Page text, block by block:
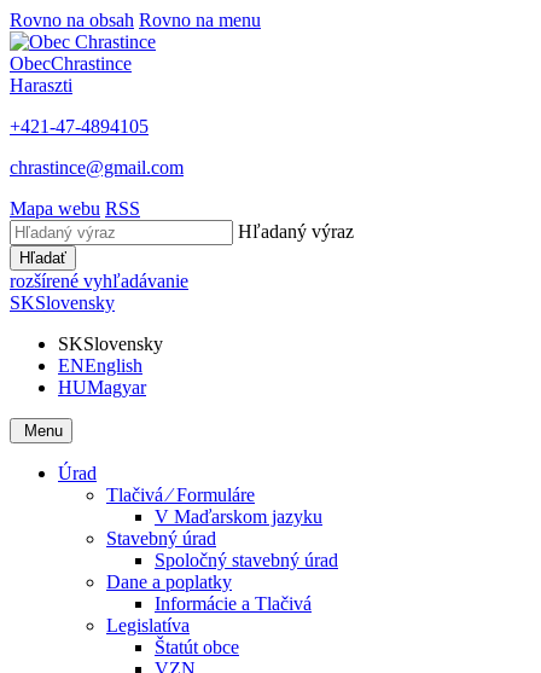
Rovno na obsah Rovno na menu
ObecChrastince
Haraszti
+421-47-4894105
chrastince@gmail.com
Mapa webu RSS
Hľadaný výraz
Hľadať
rozšírené vyhľadávanie
SKSlovensky
SKSlovensky
ENEnglish
HUMagyar
Menu
Úrad
Tlačivá ⁄ Formuláre
V Maďarskom jazyku
Stavebný úrad
Spoločný stavebný úrad
Dane a poplatky
Informácie a Tlačivá
Legislatíva
Štatút obce
VZN